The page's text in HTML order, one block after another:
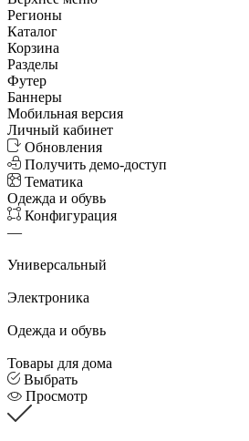
Регионы
Каталог
Корзина
Разделы
Футер
Баннеры
Мобильная версия
Личный кабинет
Обновления
Получить демо-доступ
Тематика
Одежда и обувь
Конфигурация
—
Универсальный
Электроника
Одежда и обувь
Товары для дома
Выбрать
Просмотр